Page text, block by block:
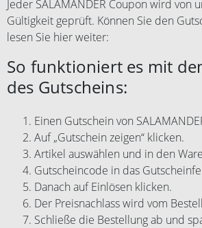
Jeder SALAMANDER Coupon wird von
Gültigkeit geprüft. Können Sie den
lesen Sie hier weiter:
So funktioniert es mit
des Gutscheins:
Einen Gutschein von
Auf „Gutschein zeigen“ klicken.
Artikel auswählen und in den
Gutscheincode in das
Danach auf Einlösen klicken.
Der Preisnachlass wird vom
Schließe die Bestellung ab und